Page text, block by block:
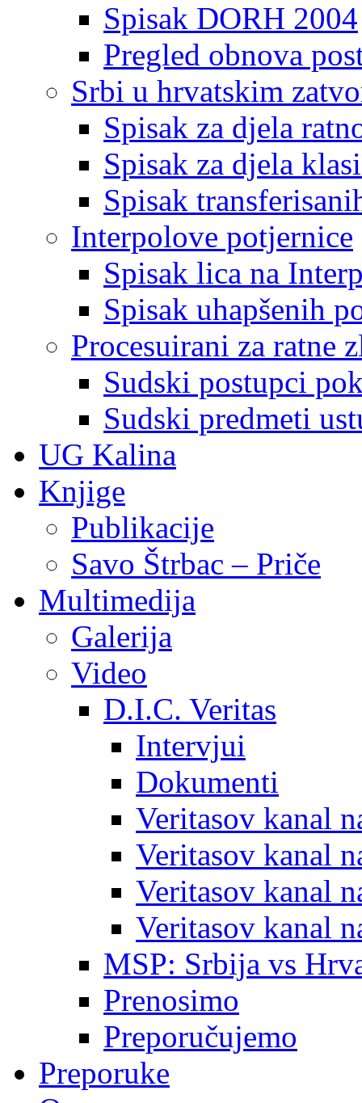
Spisak DORH 2004
Pregled obnova
Srbi u hrvatskim
Spisak za djela
Spisak za djela
Spisak
Interpolove potjernice
Spisak lica na
Spisak uhapšenih
Procesuirani za ratne
Sudski postupci
Sudski predmeti
UG Kalina
Knjige
Publikacije
Savo Štrbac – Priče
Multimedija
Galerija
Video
D.I.C. Veritas
Intervjui
Dokumenti
Veritasov kanal
Veritasov kanal
Veritasov kanal
Veritasov kanal
MSP: Srbija vs
Prenosimo
Preporučujemo
Preporuke